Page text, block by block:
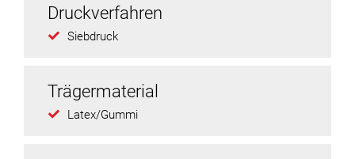
Druckverfahren
Siebdruck
Trägermaterial
Latex/Gummi